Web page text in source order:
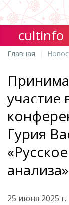
cultinfo
Главная
участие
Гурия
анализа»
25 июня 2025 г.